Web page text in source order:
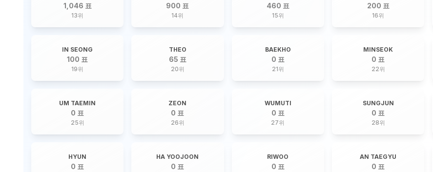
1,046 표
13위
900 표
14위
460 표
15위
200 표
16위
IN SEONG
100 표
19위
THEO
65 표
20위
BAEKHO
0 표
21위
MINSEOK
0 표
22위
UM TAEMIN
0 표
25위
ZEON
0 표
26위
WUMUTI
0 표
27위
SUNGJUN
0 표
28위
HYUN
0 표
HA YOOJOON
0 표
RIWOO
0 표
AN TAEGYU
0 표